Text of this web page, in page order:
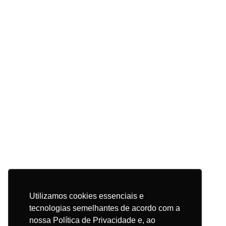
Utilizamos cookies essenciais e
tecnologias semelhantes de acordo com a
nossa Política de Privacidade e, ao